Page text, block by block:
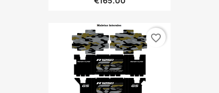
favorite_border